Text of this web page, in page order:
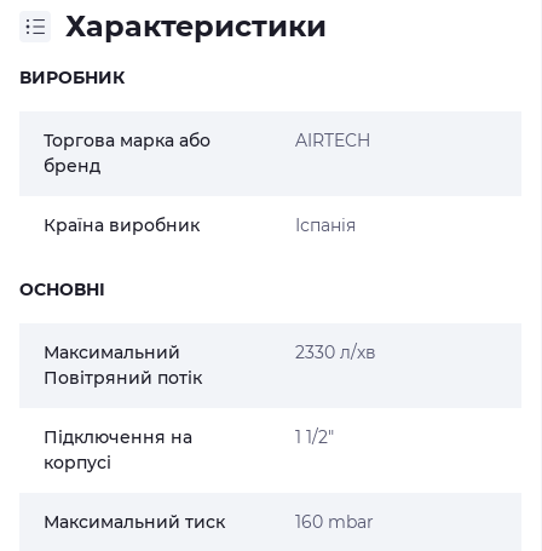
Характеристики
ВИРОБНИК
Торгова марка або
бренд
AIRTECH
Країна виробник Іспанія
ОСНОВНІ
Максимальний
Повітряний потік
2330 л/хв
Підключення на
корпусі
1 1/2"
Максимальний тиск 160 mbar